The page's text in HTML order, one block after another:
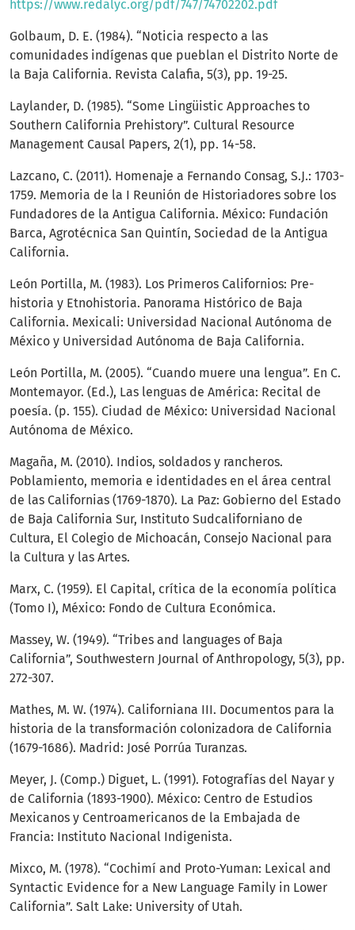
https://www.redalyc.org/pdf/747/74702202.pdf
Golbaum, D. E. (1984). “Noticia respecto a las
comunidades indígenas que pueblan el Distrito Norte de
la Baja California. Revista Calafia, 5(3), pp. 19-25.
Laylander, D. (1985). “Some Lingüistic Approaches to
Southern California Prehistory”. Cultural Resource
Management Causal Papers, 2(1), pp. 14-58.
Lazcano, C. (2011). Homenaje a Fernando Consag, S.J.: 1703-
1759. Memoria de la I Reunión de Historiadores sobre los
Fundadores de la Antigua California. México: Fundación
Barca, Agrotécnica San Quintín, Sociedad de la Antigua
California.
León Portilla, M. (1983). Los Primeros Californios: Pre-
historia y Etnohistoria. Panorama Histórico de Baja
California. Mexicali: Universidad Nacional Autónoma de
México y Universidad Autónoma de Baja California.
León Portilla, M. (2005). “Cuando muere una lengua”. En C.
Montemayor. (Ed.), Las lenguas de América: Recital de
poesía. (p. 155). Ciudad de México: Universidad Nacional
Autónoma de México.
Magaña, M. (2010). Indios, soldados y rancheros.
Poblamiento, memoria e identidades en el área central
de las Californias (1769-1870). La Paz: Gobierno del Estado
de Baja California Sur, Instituto Sudcaliforniano de
Cultura, El Colegio de Michoacán, Consejo Nacional para
la Cultura y las Artes.
Marx, C. (1959). El Capital, crítica de la economía política
(Tomo I), México: Fondo de Cultura Económica.
Massey, W. (1949). “Tribes and languages of Baja
California”, Southwestern Journal of Anthropology, 5(3), pp.
272-307.
Mathes, M. W. (1974). Californiana III. Documentos para la
historia de la transformación colonizadora de California
(1679-1686). Madrid: José Porrúa Turanzas.
Meyer, J. (Comp.) Diguet, L. (1991). Fotografías del Nayar y
de California (1893-1900). México: Centro de Estudios
Mexicanos y Centroamericanos de la Embajada de
Francia: Instituto Nacional Indigenista.
Mixco, M. (1978). “Cochimí and Proto-Yuman: Lexical and
Syntactic Evidence for a New Language Family in Lower
California”. Salt Lake: University of Utah.